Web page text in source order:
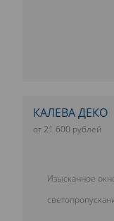
КАЛЕВА ДЕКО
от 21 600 рублей
Изысканное